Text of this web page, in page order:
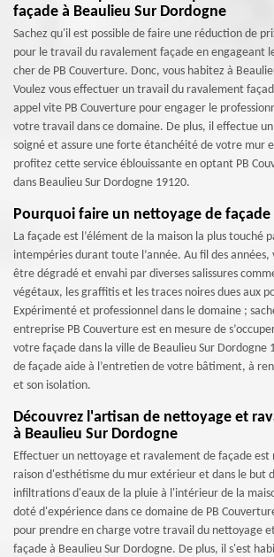
façade à Beaulieu Sur Dordogne
Sachez qu'il est possible de faire une réduction de
pour le travail du ravalement façade en engageant
cher de PB Couverture. Donc, vous habitez à
Voulez vous effectuer un travail du ravalement
appel vite PB Couverture pour engager le
votre travail dans ce domaine. De plus, il effectue
soigné et assure une forte étanchéité de votre mur
profitez cette service éblouissante en optant PB
dans Beaulieu Sur Dordogne 19120.
Pourquoi faire un nettoyage de façade
La façade est l’élément de la maison la plus touché
intempéries durant toute l’année. Au fil des
être dégradé et envahi par diverses salissures
végétaux, les graffitis et les traces noires dues aux
Expérimenté et professionnel dans le domaine ;
entreprise PB Couverture est en mesure de
votre façade dans la ville de Beaulieu Sur Dordogne
de façade aide à l’entretien de votre bâtiment, à
et son isolation.
Découvrez l'artisan de nettoyage et
à Beaulieu Sur Dordogne
Effectuer un nettoyage et ravalement de façade est
raison d'esthétisme du mur extérieur et dans le but
infiltrations d'eaux de la pluie à l'intérieur de la
doté d'expérience dans ce domaine de PB
pour prendre en charge votre travail du nettoyage
façade à Beaulieu Sur Dordogne. De plus, il s'est